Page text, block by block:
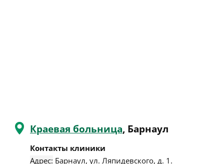
Краевая больница, Барнаул
Контакты клиники
Адрес: Барнаул, ул. Ляпидевского, д. 1 .